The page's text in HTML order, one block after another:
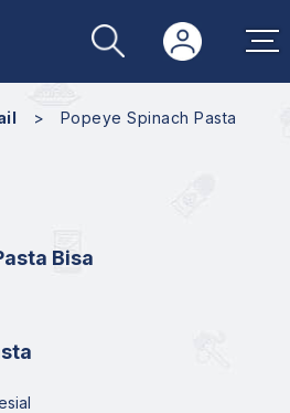
> Popeye Spinach Pasta
Bisa